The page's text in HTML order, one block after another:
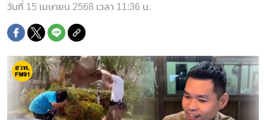
วันที่ 15 เมษายน 2568 เวลา 11:36 น.